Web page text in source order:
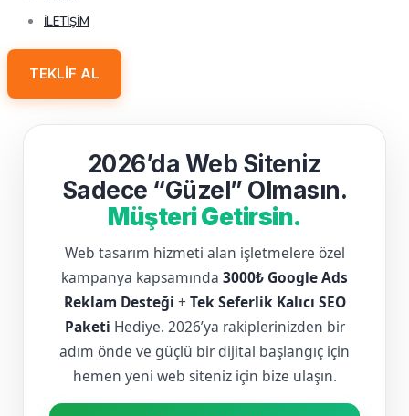
İLETIŞIM
TEKLIF AL
2026’da Web Siteniz
Sadece “Güzel” Olmasın.
Müşteri Getirsin.
Web tasarım hizmeti alan işletmelere özel
kampanya kapsamında 3000₺ Google Ads
Reklam Desteği + Tek Seferlik Kalıcı SEO
Paketi Hediye. 2026’ya rakiplerinizden bir
adım önde ve güçlü bir dijital başlangıç için
hemen yeni web siteniz için bize ulaşın.